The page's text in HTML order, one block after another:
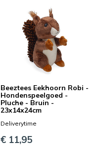
Beeztees Eekhoorn Robi -
Hondenspeelgoed -
Pluche - Bruin -
23x14x24cm
Deliverytime
€ 11,95